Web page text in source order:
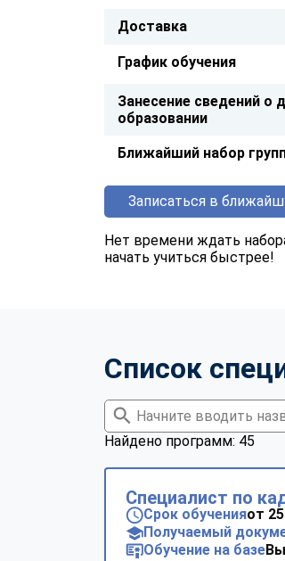
Доставка
График обучения
Занесение сведений о
образовании
Ближайший набор
Записаться в
Нет времени ждать
начать учиться быстрее!
Список
Найдено программ: 45
Специалист по
Срок обученияот
Получаемый
Обучение на базе